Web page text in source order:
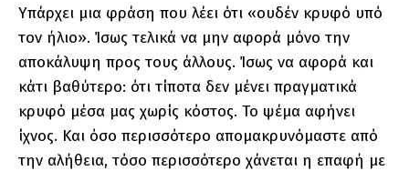
Υπάρχει μια φράση που λέει ότι «ουδέν κρυφό υπό
τον ήλιο». Ίσως τελικά να μην αφορά μόνο την
αποκάλυψη προς τους άλλους. Ίσως να αφορά και
κάτι βαθύτερο: ότι τίποτα δεν μένει πραγματικά
κρυφό μέσα μας χωρίς κόστος. Το ψέμα αφήνει
ίχνος. Και όσο περισσότερο απομακρυνόμαστε από
την αλήθεια, τόσο περισσότερο χάνεται η επαφή με